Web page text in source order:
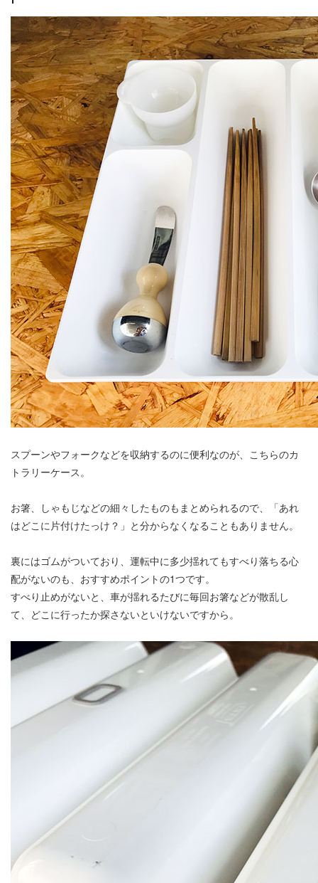
スプーンやフォークなどを収納するのに便利なのが、こちらのカ
トラリーケース。
お箸、しゃもじなどの細々したものもまとめられるので、「あれ
はどこに片付けたっけ？」と分からなくなることもありません。
裏にはゴムがついており、運転中に多少揺れてもすべり落ちる心
配がないのも、おすすめポイントの1つです。
すべり止めがないと、車が揺れるたびに毎回お箸などが散乱し
て、どこに行ったか探さないといけないですから。